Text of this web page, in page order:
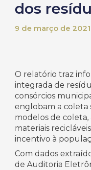
dos
9 de março de 2021
O relatório traz
integrada de
consórcios
englobam a coleta
modelos de
materiais
incentivo à
Com dados
de Auditoria